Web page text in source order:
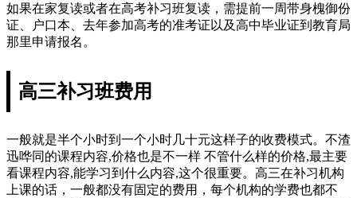
如果在家复读或者在高考补习班复读，需提前一周带身槐御份
证、户口本、去年参加高考的准考证以及高中毕业证到教育局
那里申请报名。
高三补习班费用
一般就是半个小时到一个小时几十元这样子的收费模式。不渣
迅哗同的课程内容,价格也是不一样 不管什么样的价格,最主要
看课程内容,能学习到什么内容,这个很重要。高三在补习机构
上课的话，一般都没有固定的费用，每个机构的学费也都不